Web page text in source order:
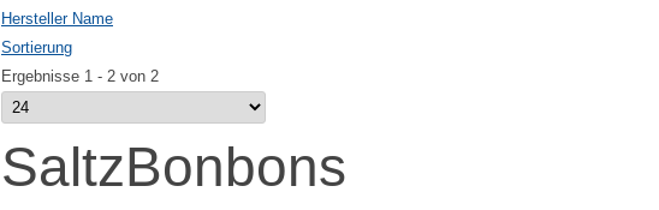
Hersteller Name
Sortierung
Ergebnisse 1 - 2 von 2
SaltzBonbons